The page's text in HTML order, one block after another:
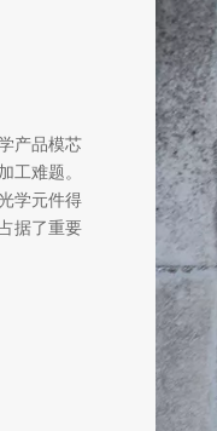
产品模芯
工难题。
学元件得
据了重要